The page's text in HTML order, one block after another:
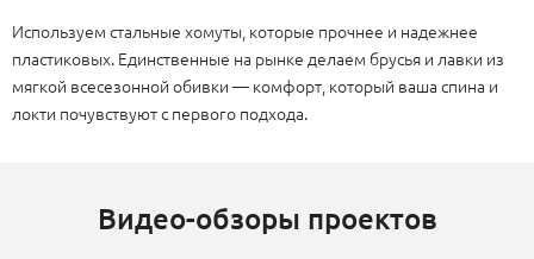
Используем стальные хомуты, которые прочнее и надежнее
пластиковых. Единственные на рынке делаем брусья и лавки из
мягкой всесезонной обивки — комфорт, который ваша спина и
локти почувствуют с первого подхода.
Видео-обзоры проектов